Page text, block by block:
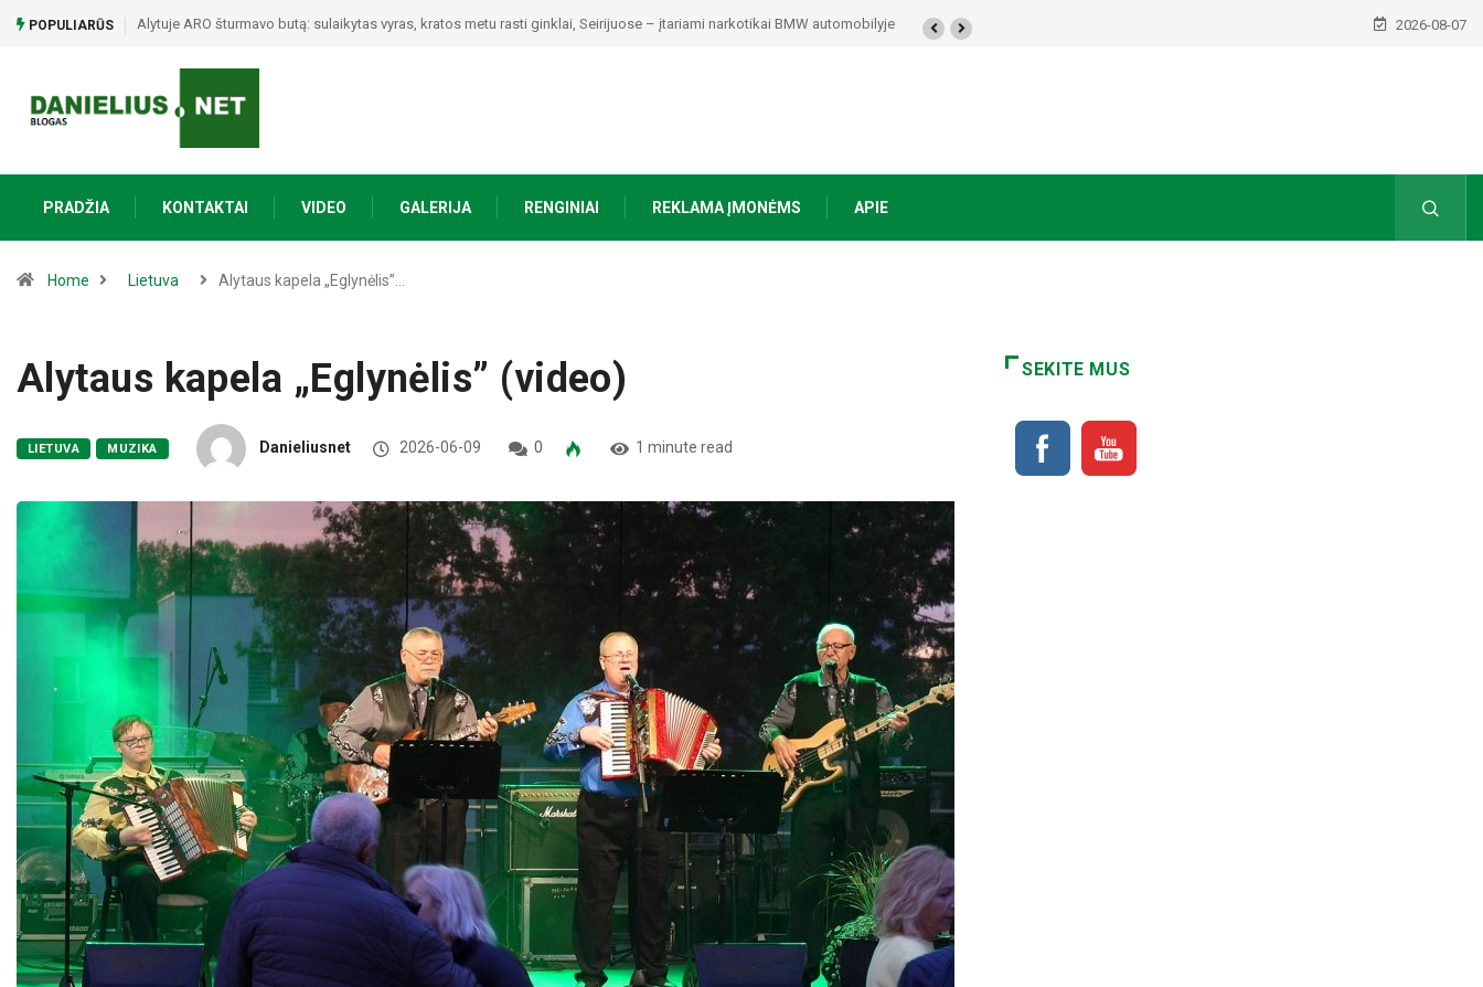
POPULIARŪS Poezijos ir bendrystės vakaras Naujojoje Ūtoje: Vinco Mykolaičio-Putino tėviškėje skambės eilės, dainos ir arbatos puodelių šiluma 2026-08-07
PRADŽIA KONTAKTAI VIDEO GALERIJA RENGINIAI REKLAMA ĮMONĖMS APIE
Home Lietuva Alytaus kapela „Eglynėlis”…
Alytaus kapela „Eglynėlis” (video)
LIETUVA MUZIKA Danieliusnet 2026-06-09 0 1 minute read
SEKITE MUS